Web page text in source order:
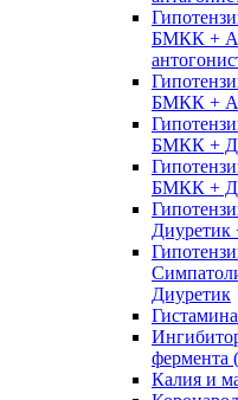
БМКК +
БМКК +
БМКК +
БМКК +
Диуретик
Калия и